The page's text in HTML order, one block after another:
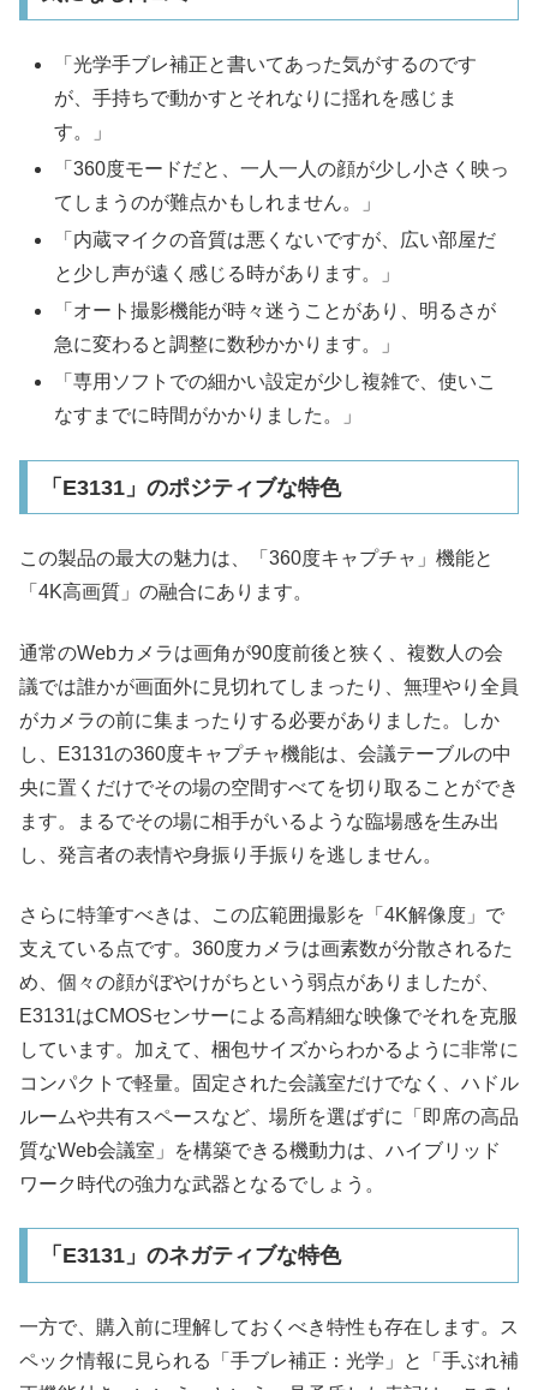
「光学手ブレ補正と書いてあった気がするのです
が、手持ちで動かすとそれなりに揺れを感じま
す。」
「360度モードだと、一人一人の顔が少し小さく映っ
てしまうのが難点かもしれません。」
「内蔵マイクの音質は悪くないですが、広い部屋だ
と少し声が遠く感じる時があります。」
「オート撮影機能が時々迷うことがあり、明るさが
急に変わると調整に数秒かかります。」
「専用ソフトでの細かい設定が少し複雑で、使いこ
なすまでに時間がかかりました。」
「E3131」のポジティブな特色
この製品の最大の魅力は、「360度キャプチャ」機能と
「4K高画質」の融合にあります。
通常のWebカメラは画角が90度前後と狭く、複数人の会
議では誰かが画面外に見切れてしまったり、無理やり全員
がカメラの前に集まったりする必要がありました。しか
し、E3131の360度キャプチャ機能は、会議テーブルの中
央に置くだけでその場の空間すべてを切り取ることができ
ます。まるでその場に相手がいるような臨場感を生み出
し、発言者の表情や身振り手振りを逃しません。
さらに特筆すべきは、この広範囲撮影を「4K解像度」で
支えている点です。360度カメラは画素数が分散されるた
め、個々の顔がぼやけがちという弱点がありましたが、
E3131はCMOSセンサーによる高精細な映像でそれを克服
しています。加えて、梱包サイズからわかるように非常に
コンパクトで軽量。固定された会議室だけでなく、ハドル
ルームや共有スペースなど、場所を選ばずに「即席の高品
質なWeb会議室」を構築できる機動力は、ハイブリッド
ワーク時代の強力な武器となるでしょう。
「E3131」のネガティブな特色
一方で、購入前に理解しておくべき特性も存在します。ス
ペック情報に見られる「手ブレ補正：光学」と「手ぶれ補